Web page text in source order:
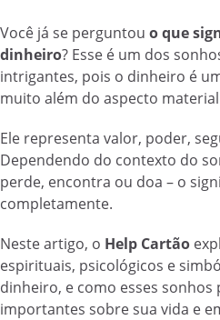
Você já se perguntou o que
dinheiro? Esse é um dos
intrigantes, pois o dinheiro é
muito além do aspecto
Ele representa valor, poder,
Dependendo do contexto do
perde, encontra ou doa – o
completamente.
Neste artigo, o Help Cartão
espirituais, psicológicos e
dinheiro, e como esses
importantes sobre sua vida e